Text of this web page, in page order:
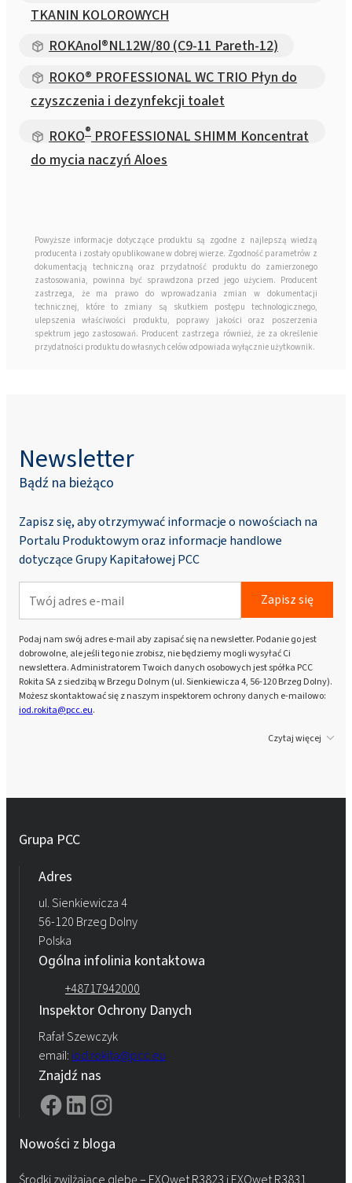
TKANIN KOLOROWYCH
ROKAnol®NL12W/80 (C9-11 Pareth-12)
ROKO® PROFESSIONAL WC TRIO Płyn do
czyszczenia i dezynfekcji toalet
ROKO® PROFESSIONAL SHIMM Koncentrat
do mycia naczyń Aloes
Powyższe informacje dotyczące produktu są zgodne z najlepszą wiedzą
producenta i zostały opublikowane w dobrej wierze. Zgodność parametrów z
dokumentacją techniczną oraz przydatność produktu do zamierzonego
zastosowania, powinna być sprawdzona przed jego użyciem. Producent
zastrzega, że ma prawo do wprowadzania zmian w dokumentacji
technicznej, które to zmiany są skutkiem postępu technologicznego,
ulepszenia właściwości produktu, poprawy jakości oraz poszerzenia
spektrum jego zastosowań. Producent zastrzega również, że za określenie
przydatności produktu do własnych celów odpowiada wyłącznie użytkownik.
Newsletter
Bądź na bieżąco
Zapisz się, aby otrzymywać informacje o nowościach na
Portalu Produktowym oraz informacje handlowe
dotyczące Grupy Kapitałowej PCC
Zapisz się
Podaj nam swój adres e-mail aby zapisać się na newsletter. Podanie go jest
dobrowolne, ale jeśli tego nie zrobisz, nie będziemy mogli wysyłać Ci
newslettera. Administratorem Twoich danych osobowych jest spółka PCC
Rokita SA z siedzibą w Brzegu Dolnym (ul. Sienkiewicza 4, 56-120 Brzeg Dolny).
Możesz skontaktować się z naszym inspektorem ochrony danych e-mailowo:
iod.rokita@pcc.eu.
Czytaj więcej
Grupa PCC
Adres
ul. Sienkiewicza 4
56-120 Brzeg Dolny
Polska
Ogólna infolinia kontaktowa
+48717942000
Inspektor Ochrony Danych
Rafał Szewczyk
email: iod.rokita@pcc.eu
Znajdź nas
Nowości z bloga
Środki zwilżające glebę – EXOwet R3823 i EXOwet R3831